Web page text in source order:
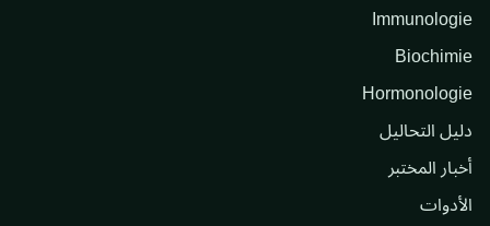
Immunologie
Biochimie
Hormonologie
دليل التحاليل
أخبار المختبر
الأدوات